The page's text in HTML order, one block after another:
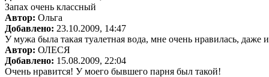
Запах очень классный
Автор: Ольга
Добавлено: 23.10.2009, 14:47
У мужа была такая туалетная вода, мне очень нравилась,
Автор: ОЛЕСЯ
Добавлено: 15.08.2009, 22:04
Очень нравится! У моего бывшего парня был такой!